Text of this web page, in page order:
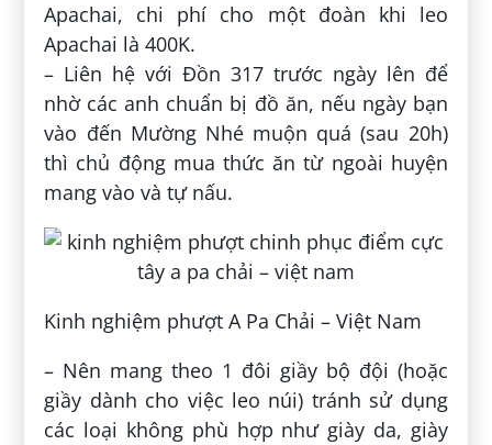
Apachai, chi phí cho một đoàn khi leo
Apachai là 400K.
– Liên hệ với Đồn 317 trước ngày lên để
nhờ các anh chuẩn bị đồ ăn, nếu ngày bạn
vào đến Mường Nhé muộn quá (sau 20h)
thì chủ động mua thức ăn từ ngoài huyện
mang vào và tự nấu.
Kinh nghiệm phượt A Pa Chải – Việt Nam
– Nên mang theo 1 đôi giầy bộ đội (hoặc
giầy dành cho việc leo núi) tránh sử dụng
các loại không phù hợp như giày da, giày